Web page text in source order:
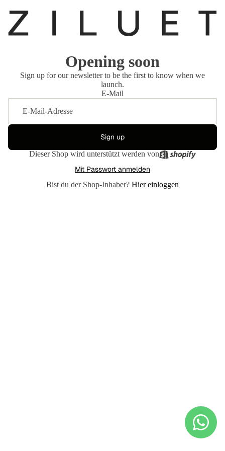
Opening soon
Sign up for our newsletter to be the first to know when we
launch.
E-Mail
Sign up
Dieser Shop wird unterstützt werden von
Mit Passwort anmelden
Bist du der Shop-Inhaber? Hier einloggen